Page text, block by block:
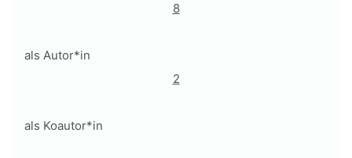
8
als Autor*in
2
als Koautor*in